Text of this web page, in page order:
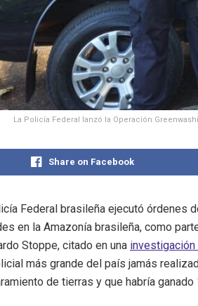
La Policía Federal lanzó la Operación
Share on Facebook
Federal brasileña ejecutó
en la Amazonía brasileña, como
Stoppe, citado en una
más grande del país jamás
de tierras y que habría